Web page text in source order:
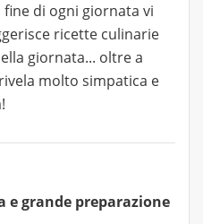
di ogni giornata vi
ricette culinarie
giornata... oltre a
molto simpatica e
e grande preparazione